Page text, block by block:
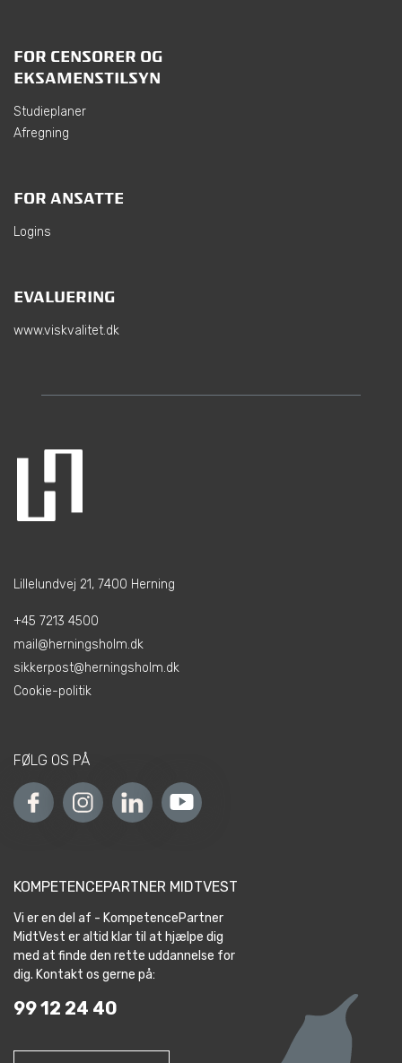
FOR CENSORER OG
EKSAMENSTILSYN
Studieplaner
Afregning
FOR ANSATTE
Logins
EVALUERING
www.viskvalitet.dk
Lillelundvej 21, 7400 Herning
+45 7213 4500
mail@herningsholm.dk
sikkerpost@herningsholm.dk
Cookie-politik
FØLG OS PÅ
KOMPETENCEPARTNER MIDTVEST
Vi er en del af - KompetencePartner
MidtVest er altid klar til at hjælpe dig
med at finde den rette uddannelse for
dig. Kontakt os gerne på:
99 12 24 40